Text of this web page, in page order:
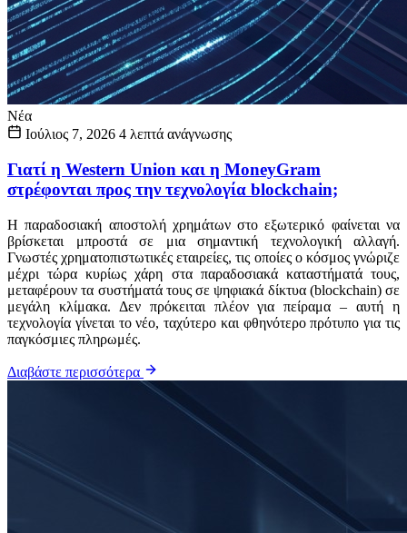
Νέα
Ιούλιος 7, 2026 4 λεπτά ανάγνωσης
Γιατί η Western Union και η MoneyGram
στρέφονται προς την τεχνολογία blockchain;
Η παραδοσιακή αποστολή χρημάτων στο εξωτερικό φαίνεται να
βρίσκεται μπροστά σε μια σημαντική τεχνολογική αλλαγή.
Γνωστές χρηματοπιστωτικές εταιρείες, τις οποίες ο κόσμος γνώριζε
μέχρι τώρα κυρίως χάρη στα παραδοσιακά καταστήματά τους,
μεταφέρουν τα συστήματά τους σε ψηφιακά δίκτυα (blockchain) σε
μεγάλη κλίμακα. Δεν πρόκειται πλέον για πείραμα – αυτή η
τεχνολογία γίνεται το νέο, ταχύτερο και φθηνότερο πρότυπο για τις
παγκόσμιες πληρωμές.
Διαβάστε περισσότερα